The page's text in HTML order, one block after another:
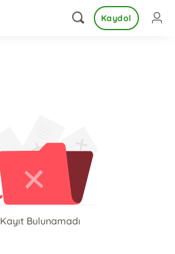
Kaydol
Kayıt Bulunamadı